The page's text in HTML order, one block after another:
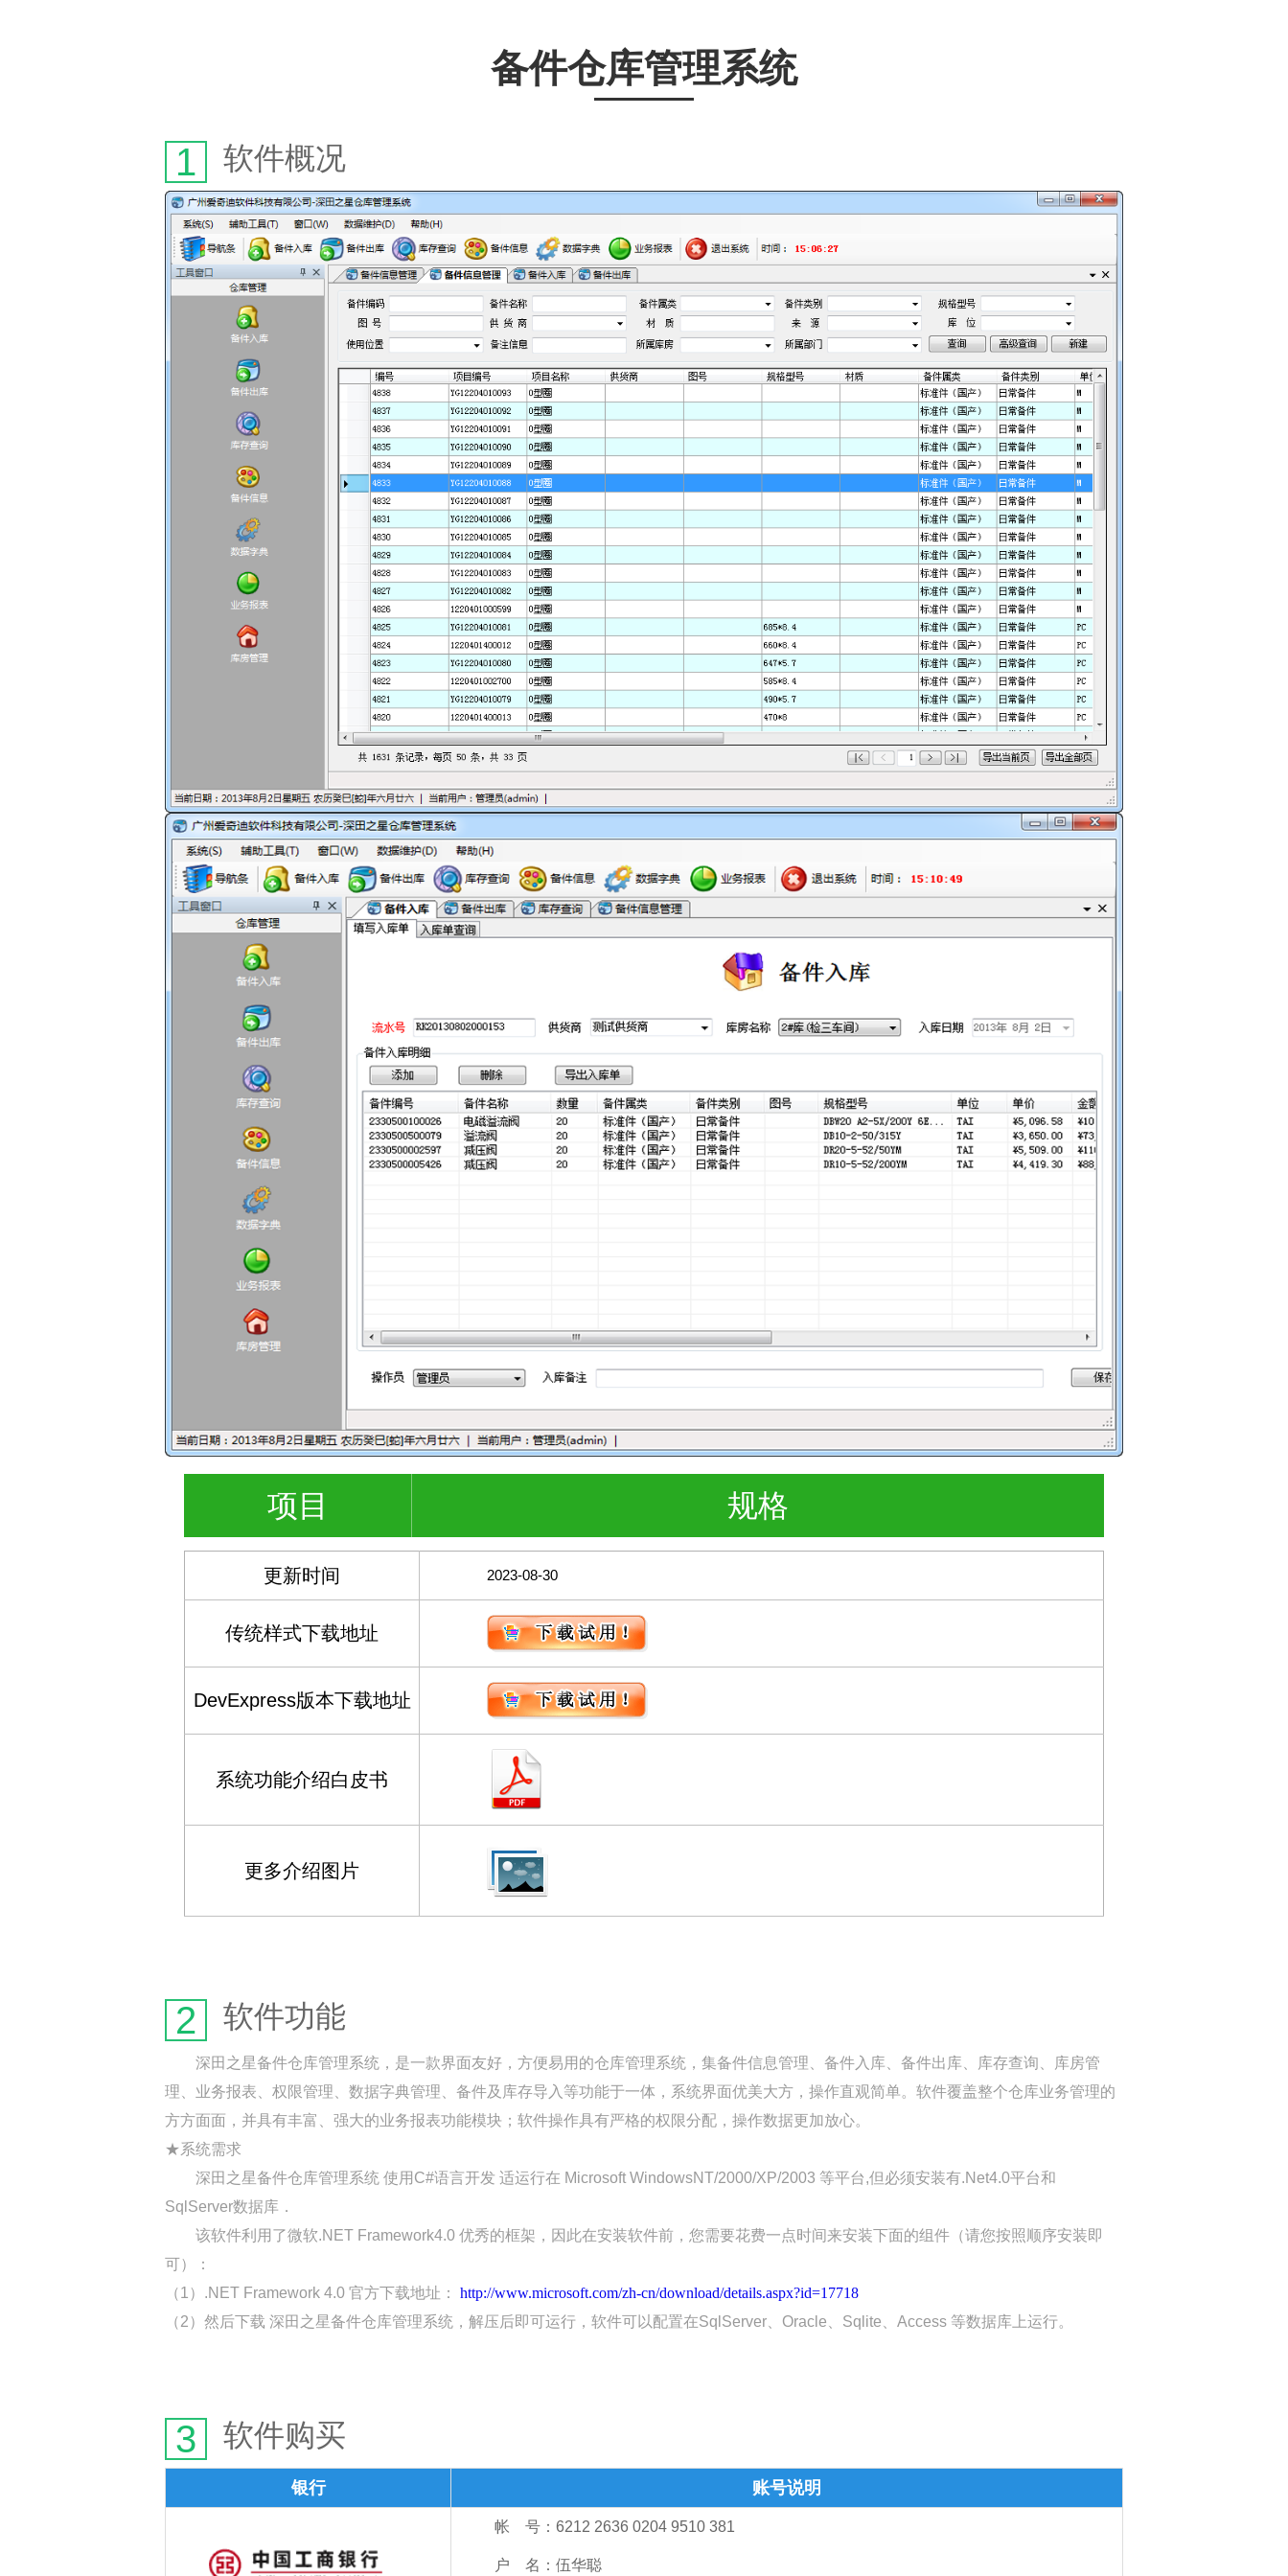
备件仓库管理系统
1 软件概况
项目 规格
更新时间 2023-08-30
传统样式下载地址
DevExpress版本下载地址
系统功能介绍白皮书
更多介绍图片
2 软件功能
深田之星备件仓库管理系统，是一款界面友好，方便易用的仓库管理系统，集备件信息管理、备件入库、备件出库、库存查询、库房管
理、业务报表、权限管理、数据字典管理、备件及库存导入等功能于一体，系统界面优美大方，操作直观简单。软件覆盖整个仓库业务管理的
方方面面，并具有丰富、强大的业务报表功能模块；软件操作具有严格的权限分配，操作数据更加放心。
★系统需求
深田之星备件仓库管理系统 使用C#语言开发 适运行在 Microsoft WindowsNT/2000/XP/2003 等平台,但必须安装有.Net4.0平台和
SqlServer数据库．
该软件利用了微软.NET Framework4.0 优秀的框架，因此在安装软件前，您需要花费一点时间来安装下面的组件（请您按照顺序安装即
可）：
（1）.NET Framework 4.0 官方下载地址： http://www.microsoft.com/zh-cn/download/details.aspx?id=17718
（2）然后下载 深田之星备件仓库管理系统，解压后即可运行，软件可以配置在SqlServer、Oracle、Sqlite、Access 等数据库上运行。
3 软件购买
银行 账号说明
帐 号：6212 2636 0204 9510 381
户 名：伍华聪